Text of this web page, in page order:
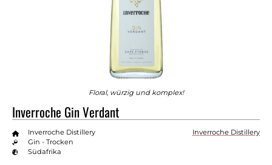
Floral, würzig und komplex!
Inverroche Gin Verdant
Inverroche Distillery
Inverroche Distillery
Gin - Trocken
Südafrika